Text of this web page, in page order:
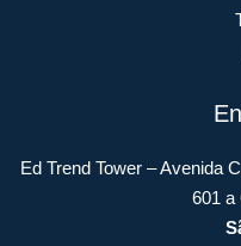
Ed Trend Tower – Avenida
601 a